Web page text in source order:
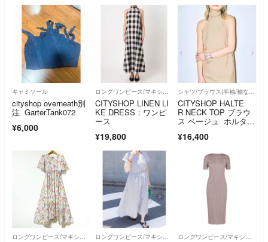
キャミソール
cityshop overneath別
注 GarterTank072
¥6,000
ロングワンピース/マキシワンピース
CITYSHOP LINEN LI
KE DRESS：ワンピ
ース
¥19,800
シャツ/ブラウス(半袖/袖なし)
CITYSHOP HALTE
R NECK TOP ブラウ
ス ベージュ ホルター
¥16,400
ロングワンピース/マキシワンピース ロングワンピース/マキシワンピース ロングワンピース/マキシワンピース